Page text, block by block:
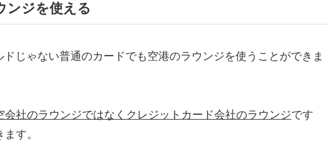
ンジを使える
じゃない普通のカードでも空港のラウンジを使うことができま
会社のラウンジではなくクレジットカード会社のラウンジです
す。